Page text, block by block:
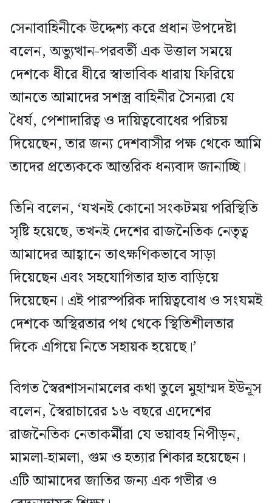
সেনাবাহিনীকে উদ্দেশ্য করে প্রধান উপদেষ্টা
বলেন, অভ্যুত্থান-পরবর্তী এক উত্তাল সময়ে
দেশকে ধীরে ধীরে স্বাভাবিক ধারায় ফিরিয়ে
আনতে আমাদের সশস্ত্র বাহিনীর সৈন্যরা যে
ধৈর্য, পেশাদারিত্ব ও দায়িত্ববোধের পরিচয়
দিয়েছেন, তার জন্য দেশবাসীর পক্ষ থেকে আমি
তাদের প্রত্যেককে আন্তরিক ধন্যবাদ জানাচ্ছি।
তিনি বলেন, ‘যখনই কোনো সংকটময় পরিস্থিতি
সৃষ্টি হয়েছে, তখনই দেশের রাজনৈতিক নেতৃত্ব
আমাদের আহ্বানে তাৎক্ষণিকভাবে সাড়া
দিয়েছেন এবং সহযোগিতার হাত বাড়িয়ে
দিয়েছেন। এই পারস্পরিক দায়িত্ববোধ ও সংযমই
দেশকে অস্থিরতার পথ থেকে স্থিতিশীলতার
দিকে এগিয়ে নিতে সহায়ক হয়েছে।’
বিগত স্বৈরশাসনামলের কথা তুলে মুহাম্মদ ইউনূস
বলেন, স্বৈরাচারের ১৬ বছরে এদেশের
রাজনৈতিক নেতাকর্মীরা যে ভয়াবহ নিপীড়ন,
মামলা-হামলা, গুম ও হত্যার শিকার হয়েছেন।
এটি আমাদের জাতির জন্য এক গভীর ও